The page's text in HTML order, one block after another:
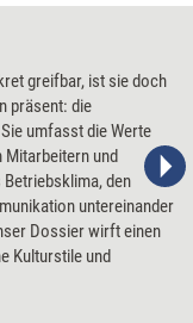
greifbar, ist sie doch
präsent: die
umfasst die Werte
Mitarbeitern und
den
untereinander
Dossier wirft einen
Kulturstile und